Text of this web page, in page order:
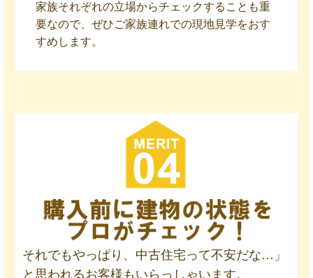
家族それぞれの立場からチェックすることも重
要なので、ぜひご家族連れでの現地見学をおす
すめします。
それでもやっぱり、中古住宅って不安だな…」
と思われるお客様もいらっしゃいます。